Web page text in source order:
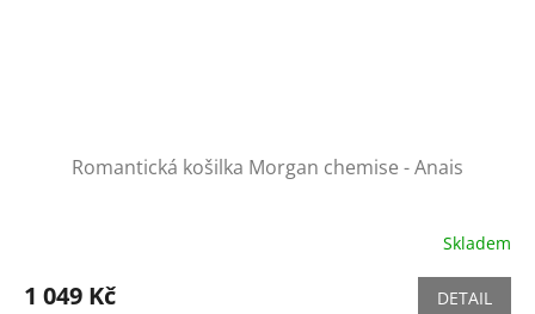
Romantická košilka Morgan chemise - Anais
Skladem
1 049 Kč DETAIL